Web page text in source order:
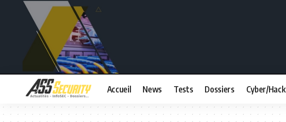
Accueil News Tests Dossiers Cyber/Hack